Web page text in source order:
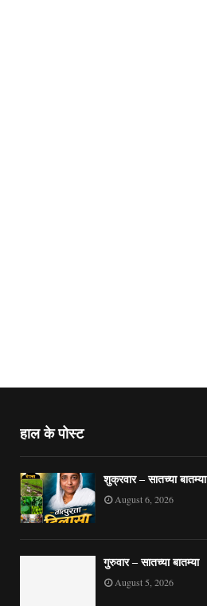
हाल के पोस्ट
शुक्रवार – सातच्या बातम्या
August 6, 2026
गुरुवार – सातच्या बातम्या
August 5, 2026